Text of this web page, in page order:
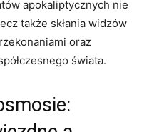
apokaliptycznych nie
także skłania widzów
oraz
świata.